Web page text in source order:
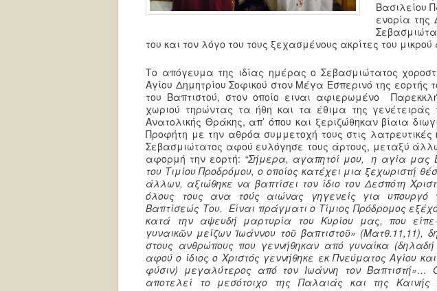
Βασιλείου
ενορία της
του και τον λόγο του τους ξεχασμένους ακρίτες του μικρού
Το απόγευμα της ιδίας ημέρας ο Σεβασμιώτατος
Αγίου Δημητρίου Σοφικού στον Μέγα Εσπερινό της εορτής
του Βαπτιστού, στον οποίο ειναι αφιερωμένο
χωριού τηρώντας τα ήθη και τα έθιμα της γενέτειράς
Ανατολικής Θράκης, απ’ όπου και ξεριζώθηκαν βίαια
Προφήτη με την αθρόα συμμετοχή τους στις λατρευτικές
Σεβασμιώτατος αφού ευλόγησε τους άρτους, μεταξύ
αφορμή την εορτή: “Σήμερα, αγαπητοί μου, η αγία μας
του Τιμίου Προδρόμου, ο οποίος κατέχει μια ξεχωριστή
άλλων, αξιώθηκε να βαπτίσει τον ίδιο τον Δεσπότη
όλους τους ανα τούς αιώνας γηγενείς για υπουργό
Βαπτίσεώς Του. Είναι πράγματι ο Τίμιος Πρόδρομος
κατά την αψευδή μαρτυρία του Κυρίου μας, που είπε·
γυναικῶν μείζων Ἰωάννου τοῦ βαπτιστοῦ»
στους ανθρώπους που γεννήθηκαν από γυναίκα
αφού ο ίδιος ο Χριστός γεννήθηκε εκ Πνεύματος Αγίου
φύσιν) μεγαλύτερος από τον Ιωάννη τον Βαπτιστή»…
αποτελεί το μεσότοιχο της Παλαιάς και της Καινής